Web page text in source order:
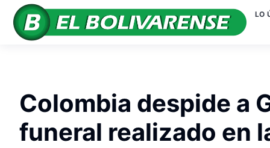
LO
Colombia despide a
funeral realizado en